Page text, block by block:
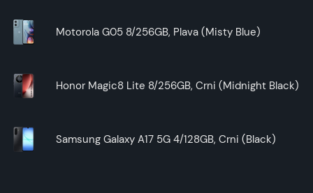
Motorola G05 8/256GB, Plava (Misty Blue)
Honor Magic8 Lite 8/256GB, Crni (Midnight Black)
Samsung Galaxy A17 5G 4/128GB, Crni (Black)